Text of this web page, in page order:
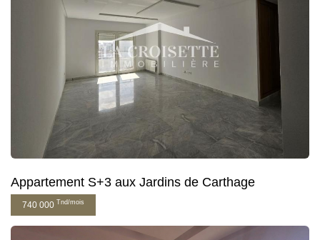
Appartement S+3 aux Jardins de Carthage
740 000 Tnd/mois